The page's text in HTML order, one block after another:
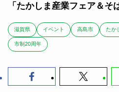
「たかしま産業フェア＆そ
滋賀県 イベント 高島市 たか
市制20周年